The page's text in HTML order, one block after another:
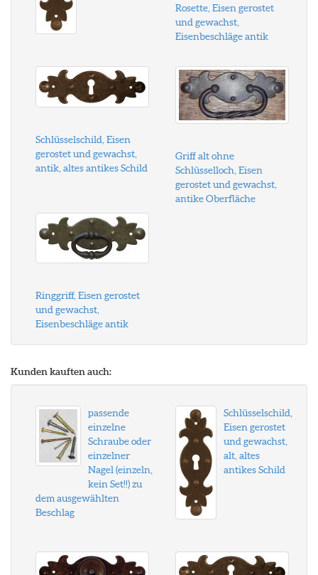
Rosette, Eisen gerostet
und gewachst,
Eisenbeschläge antik
Schlüsselschild, Eisen
gerostet und gewachst,
antik, altes antikes Schild
Griff alt ohne
Schlüsselloch, Eisen
gerostet und gewachst,
antike Oberfläche
Ringgriff, Eisen gerostet
und gewachst,
Eisenbeschläge antik
Kunden kauften auch:
passende
einzelne
Schraube oder
einzelner
Nagel (einzeln,
kein Set!!) zu
dem ausgewählten
Beschlag
Schlüsselschild,
Eisen gerostet
und gewachst,
alt, altes
antikes Schild